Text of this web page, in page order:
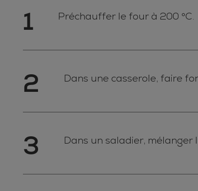
1 Préchauffer le four à 200 °C.
2 Dans une casserole, faire
3 Dans un saladier,